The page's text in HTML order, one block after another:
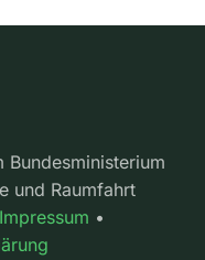
und Raumfahrt
Impressum •